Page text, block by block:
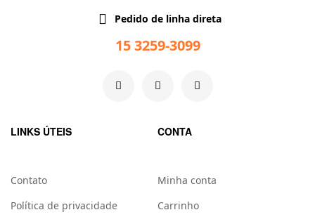
Pedido de linha direta
15 3259-3099
LINKS ÚTEIS
Contato
Política de privacidade
CONTA
Minha conta
Carrinho